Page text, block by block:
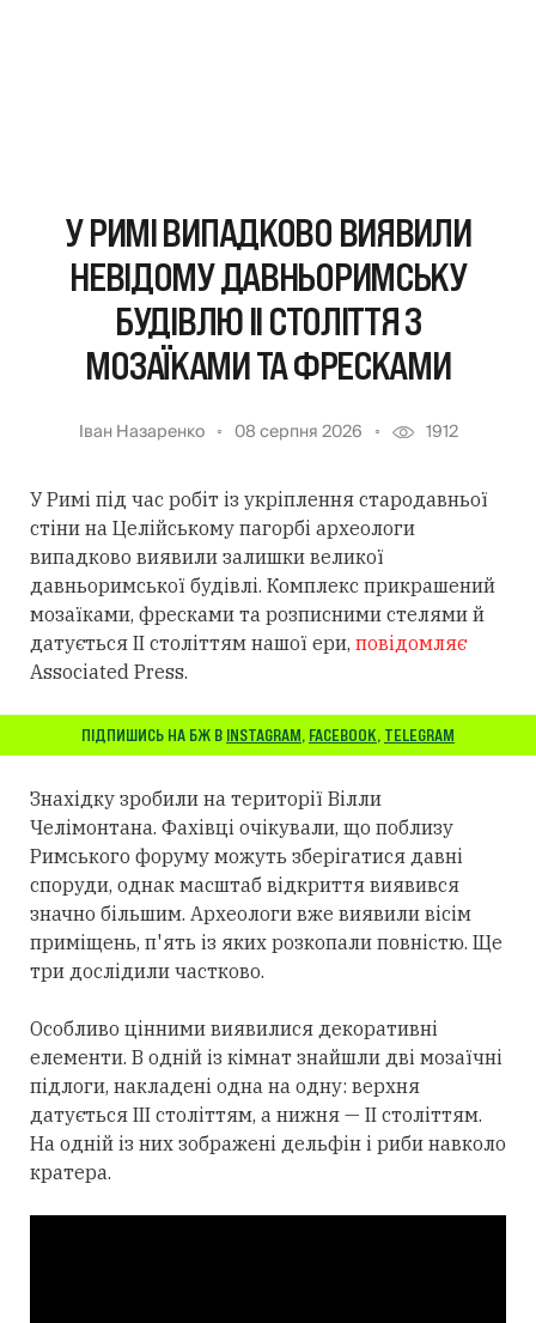
У РИМІ ВИПАДКОВО ВИЯВИЛИ
НЕВІДОМУ ДАВНЬОРИМСЬКУ
БУДІВЛЮ II СТОЛІТТЯ З
МОЗАЇКАМИ ТА ФРЕСКАМИ
Іван Назаренко 08 серпня 2026 1912
У Римі під час робіт із укріплення стародавньої
стіни на Целійському пагорбі археологи
випадково виявили залишки великої
давньоримської будівлі. Комплекс прикрашений
мозаїками, фресками та розписними стелями й
датується II століттям нашої ери, повідомляє
Associated Press.
ПІДПИШИСЬ НА БЖ В INSTAGRAM, FACEBOOK, TELEGRAM
Знахідку зробили на території Вілли
Челімонтана. Фахівці очікували, що поблизу
Римського форуму можуть зберігатися давні
споруди, однак масштаб відкриття виявився
значно більшим. Археологи вже виявили вісім
приміщень, п'ять із яких розкопали повністю. Ще
три дослідили частково.
Особливо цінними виявилися декоративні
елементи. В одній із кімнат знайшли дві мозаїчні
підлоги, накладені одна на одну: верхня
датується III століттям, а нижня — II століттям.
На одній із них зображені дельфін і риби навколо
кратера.